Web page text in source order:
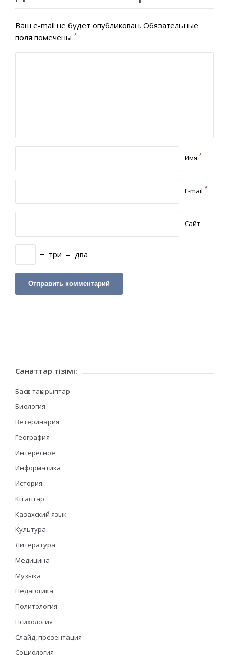
Ваш e-mail не будет опубликован. Обязательные
поля помечены *
Имя *
E-mail *
Сайт
− три = два
Санаттар тізімі:
Басқа тақырыптар
Биология
Ветеринария
География
Интересное
Информатика
История
Кітаптар
Казахский язык
Культура
Литература
Медицина
Музыка
Педагогика
Политология
Психология
Слайд, презентация
Социология